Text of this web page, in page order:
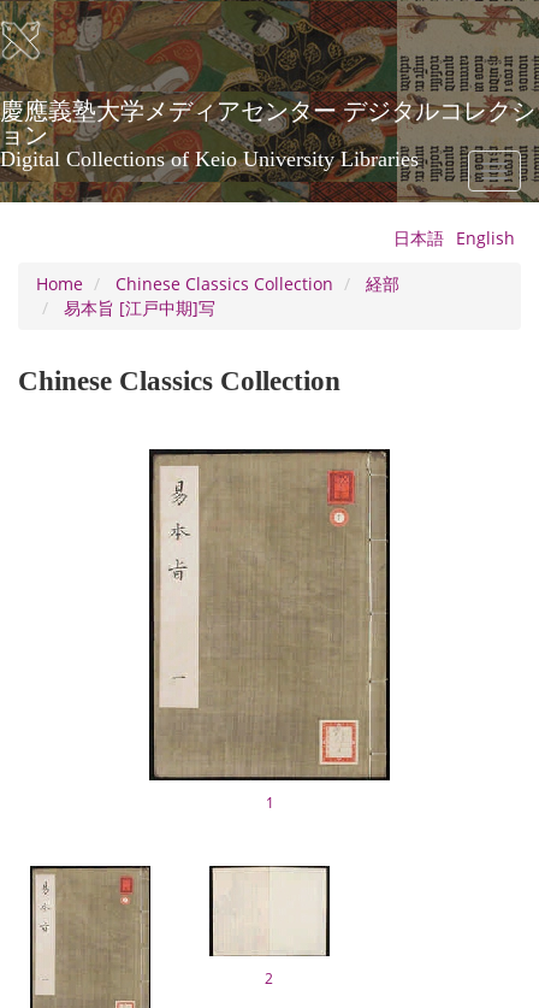
Skip
to
main
content
慶應義塾大学メディアセンター デジタルコレクシ
ョン
Digital Collections of Keio University Libraries
Toggle
日本語 English
Home
Chinese Classics Collection
経部
易本旨 [江戸中期]写
Chinese Classics Collection
1
2